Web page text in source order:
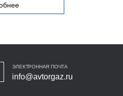
ЭЛЕКТРОННАЯ ПОЧТА
info@avtorgaz.ru